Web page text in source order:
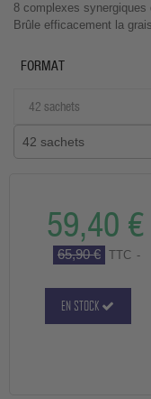
8 complexes
Brûle efficacement la
FORMAT
42 sachets
59,40 €
65,90 € TTC
EN STOCK